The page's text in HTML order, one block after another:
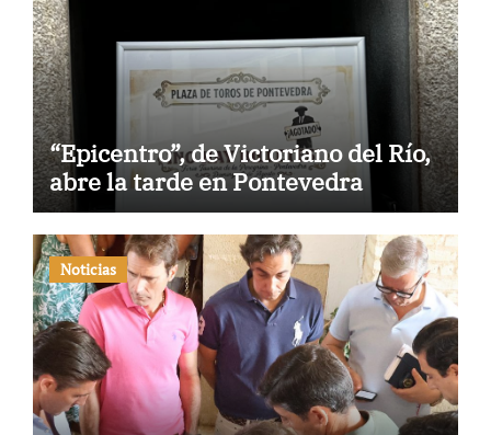
“Epicentro”, de Victoriano del Río,
abre la tarde en Pontevedra
Noticias